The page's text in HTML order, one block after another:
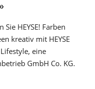
HEYSE! Farben
kreativ mit HEYSE
eine
GmbH Co. KG.